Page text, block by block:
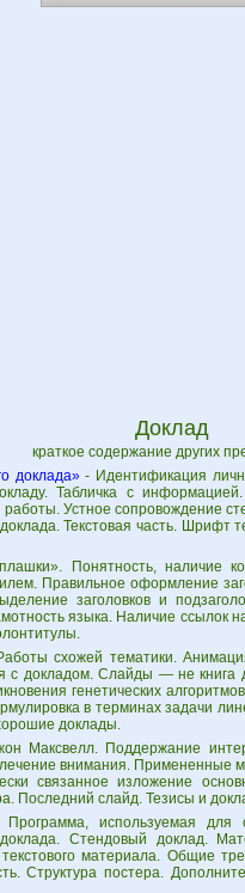
Доклад
краткое содержание других
доклада»- Идентификация
Табличка с
Устное сопровождение
Текстовая часть. Шрифт
Понятность, наличие
Правильное оформление
заголовков и
языка. Наличие ссылок
схожей тематики.
с докладом. Слайды — не книга
генетических
в терминах задачи
доклады.
Максвелл. Поддержание
внимания. Примененные
связанное изложение
Последний слайд. Тезисы и
используемая для
Стендовый доклад.
материала. Общие
Структура постера.